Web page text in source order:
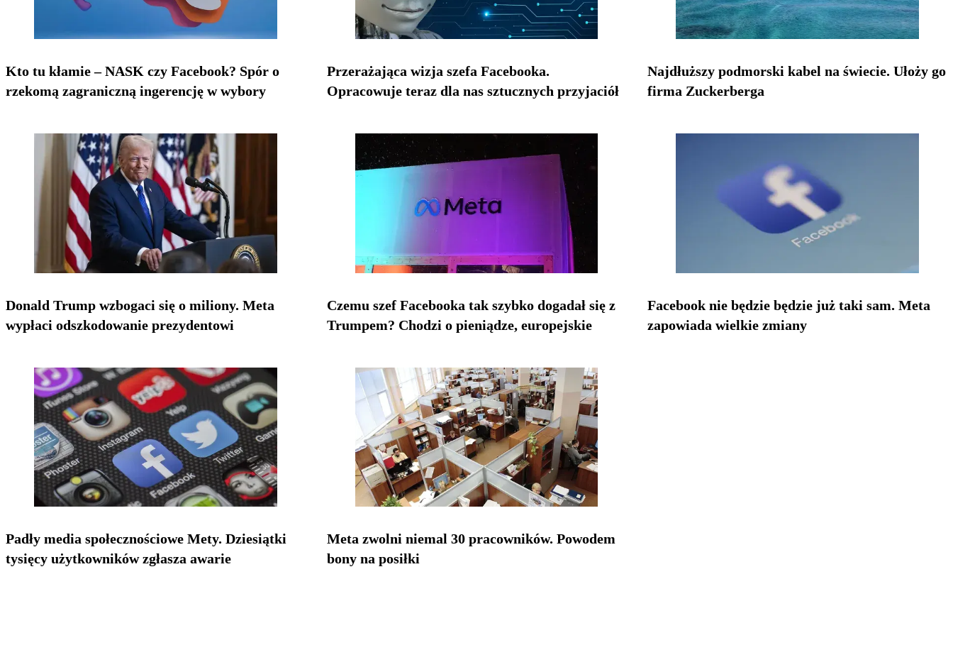
Kto tu kłamie – NASK czy Facebook? Spór o
rzekomą zagraniczną ingerencję w wybory
Przerażająca wizja szefa Facebooka.
Opracowuje teraz dla nas sztucznych przyjaciół
Najdłuższy podmorski kabel na świecie. Ułoży go
firma Zuckerberga
Donald Trump wzbogaci się o miliony. Meta
wypłaci odszkodowanie prezydentowi
Czemu szef Facebooka tak szybko dogadał się z
Trumpem? Chodzi o pieniądze, europejskie
Facebook nie będzie będzie już taki sam. Meta
zapowiada wielkie zmiany
Padły media społecznościowe Mety. Dziesiątki
tysięcy użytkowników zgłasza awarie
Meta zwolni niemal 30 pracowników. Powodem
bony na posiłki